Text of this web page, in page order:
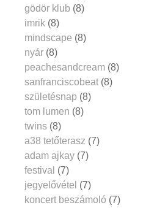
gödör klub (8)
imrik (8)
mindscape (8)
nyár (8)
peachesandcream (8)
sanfranciscobeat (8)
születésnap (8)
tom lumen (8)
twins (8)
a38 tetőterasz (7)
adam ajkay (7)
festival (7)
jegyelővétel (7)
koncert beszámoló (7)